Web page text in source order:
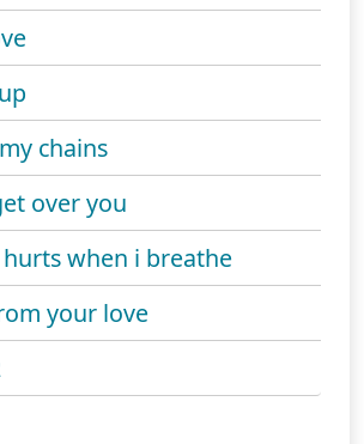
chains
over you
when i breathe
your love